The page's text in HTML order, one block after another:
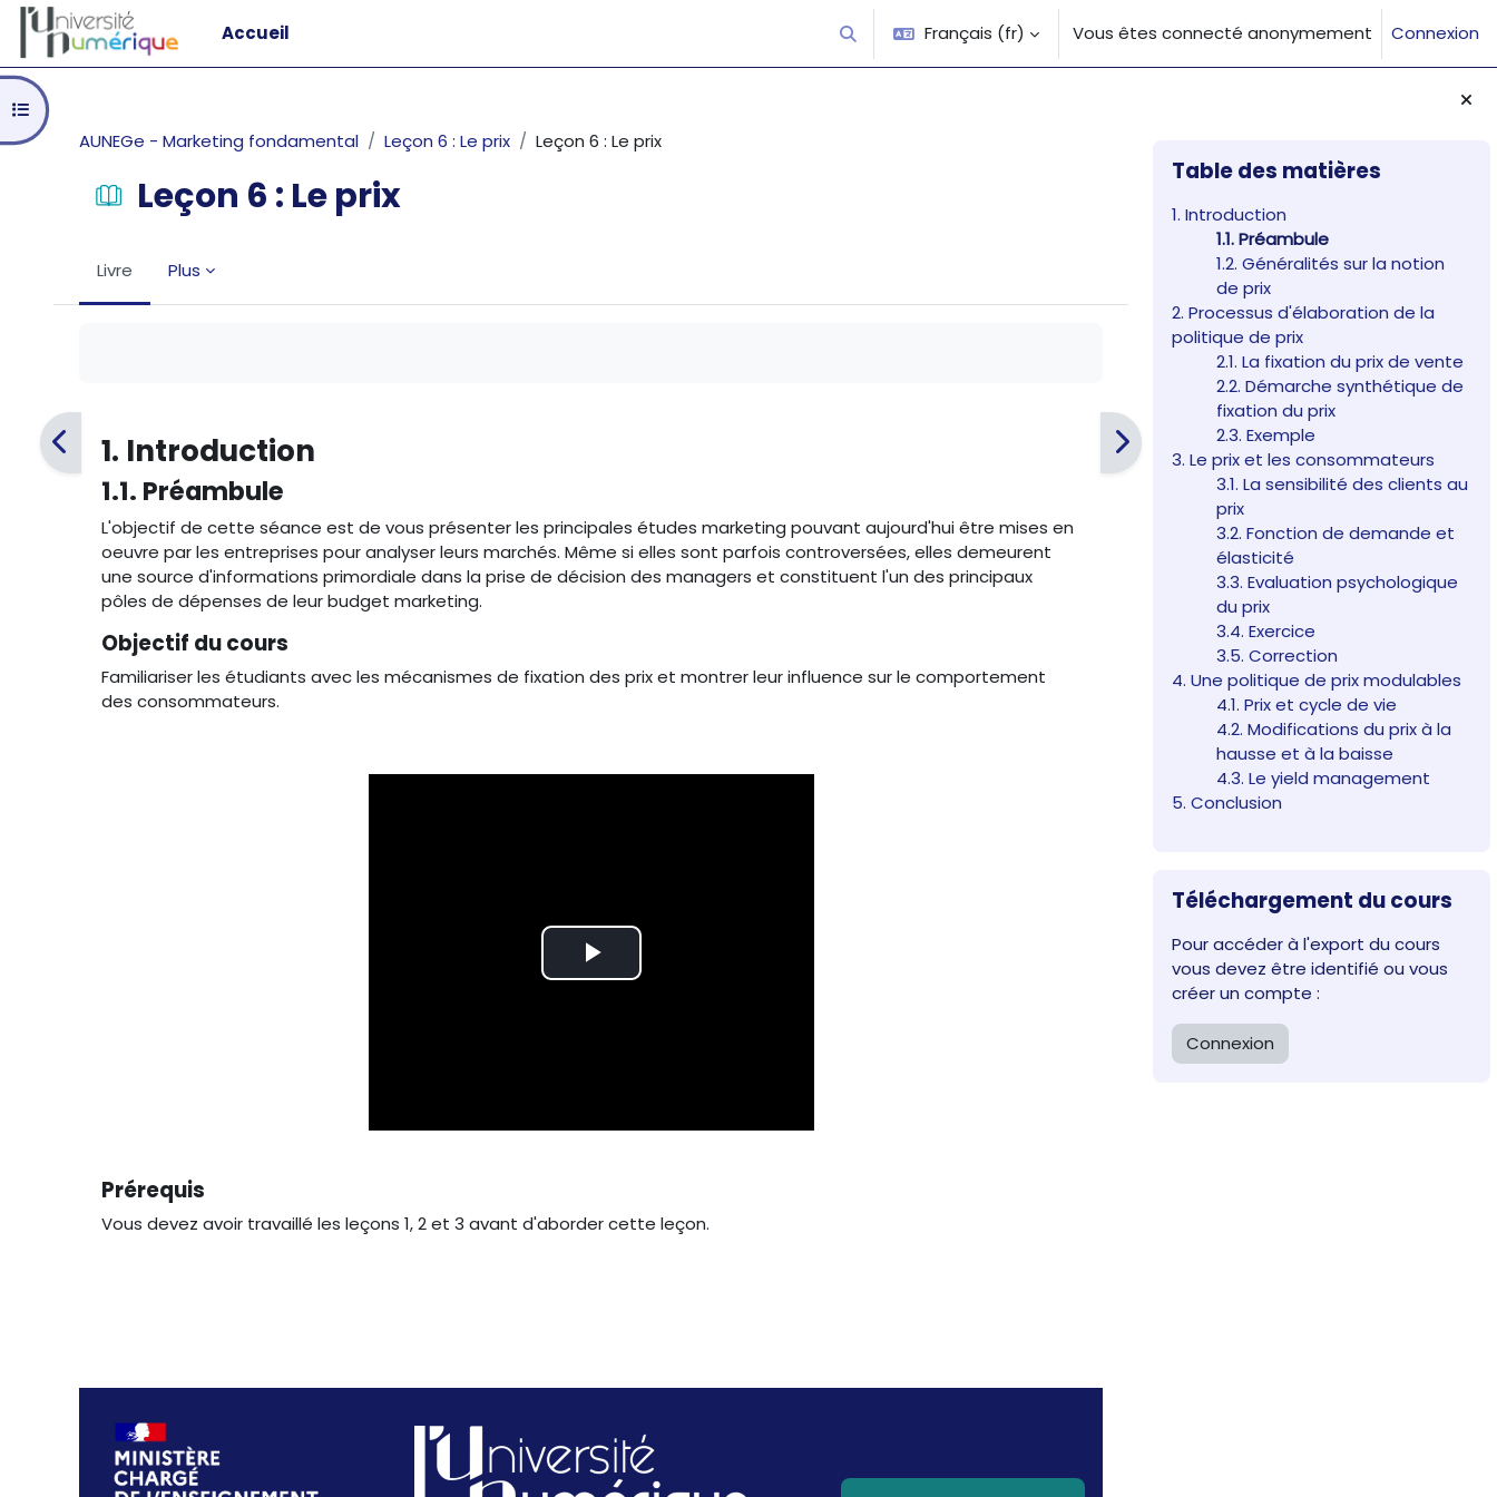
Passer au contenu principal
Accueil
Activer/désactiver la saisie de recherche
Français ‎(fr)‎ Vous êtes connecté anonymement Connexion
Blocs
Table des matières
1. Introduction
1.1. Préambule
1.2. Généralités sur la notion
de prix
2. Processus d'élaboration de la
politique de prix
2.1. La fixation du prix de vente
2.2. Démarche synthétique de
fixation du prix
2.3. Exemple
3. Le prix et les consommateurs
3.1. La sensibilité des clients au
prix
3.2. Fonction de demande et
élasticité
3.3. Evaluation psychologique
du prix
3.4. Exercice
3.5. Correction
4. Une politique de prix modulables
4.1. Prix et cycle de vie
4.2. Modifications du prix à la
hausse et à la baisse
4.3. Le yield management
5. Conclusion
Téléchargement du cours
Pour accéder à l'export du cours
vous devez être identifié ou vous
créer un compte :
Connexion
Ouvrir l’index du cours
AUNEGe - Marketing fondamental
Leçon 6 : Le prix Leçon 6 : Le prix
Leçon 6 : Le prix
Livre Plus
1. Introduction
1.1. Préambule
L'objectif de cette séance est de vous présenter les principales études marketing pouvant aujourd'hui être mises en
oeuvre par les entreprises pour analyser leurs marchés. Même si elles sont parfois controversées, elles demeurent
une source d'informations primordiale dans la prise de décision des managers et constituent l'un des principaux
pôles de dépenses de leur budget marketing.
Objectif du cours
Familiariser les étudiants avec les mécanismes de fixation des prix et montrer leur influence sur le comportement
des consommateurs.
Lire
Prérequis
Vous devez avoir travaillé les leçons 1, 2 et 3 avant d'aborder cette leçon.